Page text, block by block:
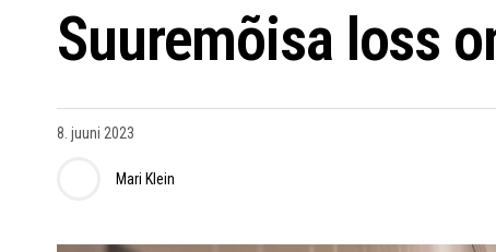
Suuremõisa loss
8. juuni 2023
Mari Klein